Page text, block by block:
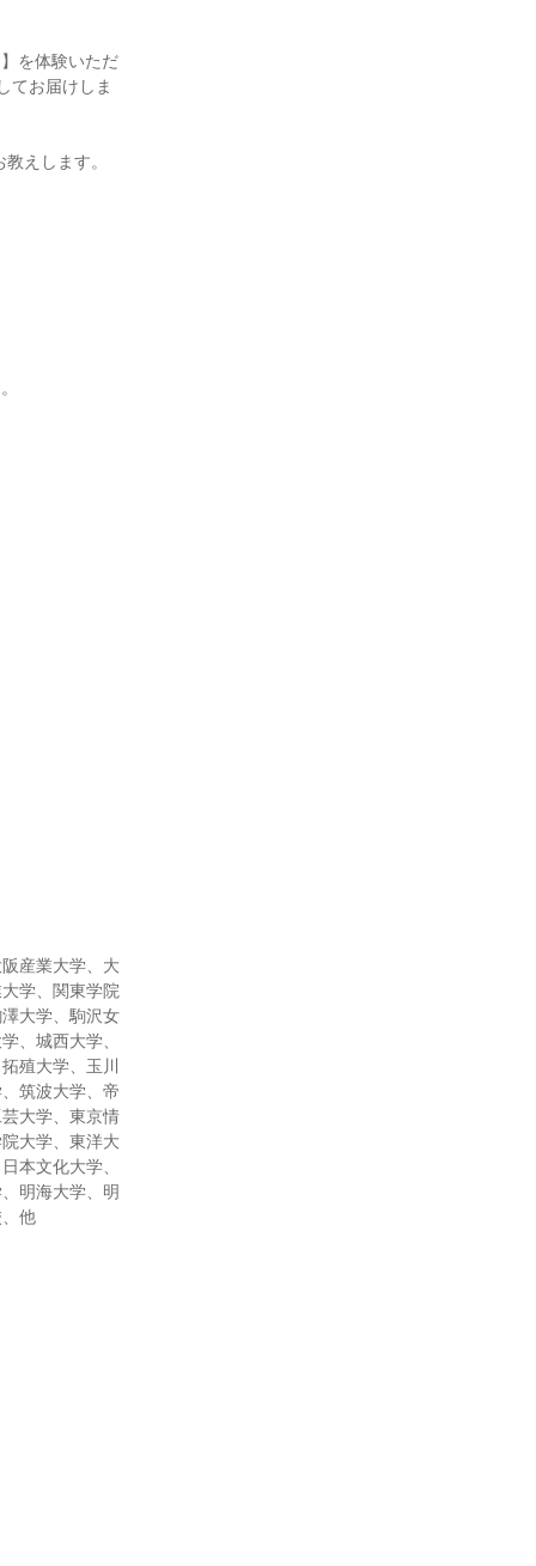
を体験いただ
てお届けしま
えします。
産業大学、大
学、関東学院
大学、駒沢女
、城西大学、
殖大学、玉川
筑波大学、帝
大学、東京情
大学、東洋大
本文化大学、
明海大学、明
他